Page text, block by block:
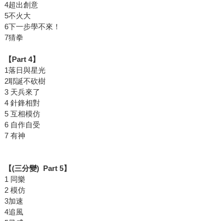
4超出創意
5不火大
6下一步學不來！
7猜拳
【Part 4】
1落日與星光
2耶誕不砍樹
3 天兵來了
4 針鋒相對
5 互相模仿
6 自作自受
7 有神
【(三分變) Part 5】
1 同樂
2 模仿
3加速
4追風